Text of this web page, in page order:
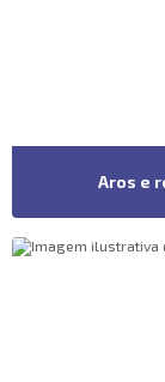
Aros e